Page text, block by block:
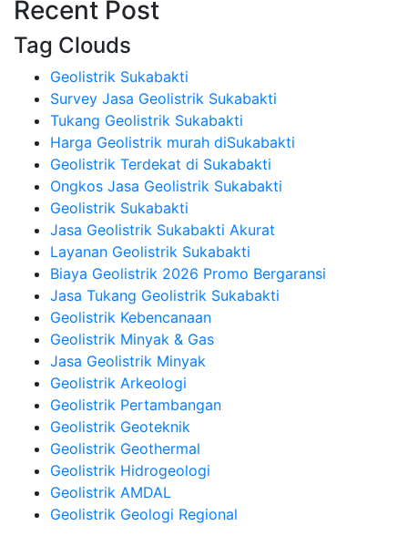
Recent Post
Tag Clouds
Geolistrik Sukabakti
Survey Jasa Geolistrik Sukabakti
Tukang Geolistrik Sukabakti
Harga Geolistrik murah diSukabakti
Geolistrik Terdekat di Sukabakti
Ongkos Jasa Geolistrik Sukabakti
Geolistrik Sukabakti
Jasa Geolistrik Sukabakti Akurat
Layanan Geolistrik Sukabakti
Biaya Geolistrik 2026 Promo Bergaransi
Jasa Tukang Geolistrik Sukabakti
Geolistrik Kebencanaan
Geolistrik Minyak & Gas
Jasa Geolistrik Minyak
Geolistrik Arkeologi
Geolistrik Pertambangan
Geolistrik Geoteknik
Geolistrik Geothermal
Geolistrik Hidrogeologi
Geolistrik AMDAL
Geolistrik Geologi Regional